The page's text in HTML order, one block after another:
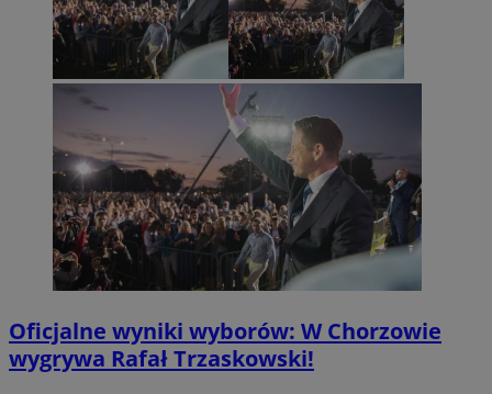
Oficjalne wyniki wyborów: W Chorzowie
wygrywa Rafał Trzaskowski!